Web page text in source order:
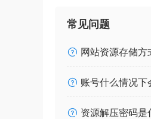
常见问题
网站资源存储方
账号什么情况下
资源解压密码是